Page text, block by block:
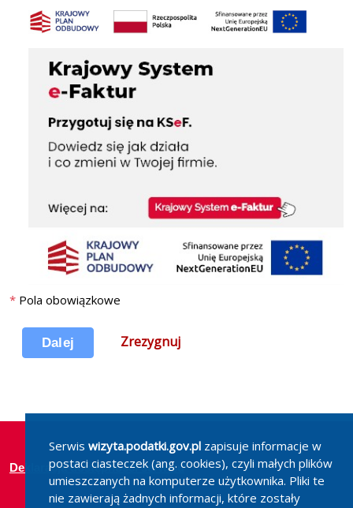
* Pola obowiązkowe
Zrezygnuj
Serwis wizyta.podatki.gov.pl zapisuje informacje w
postaci ciasteczek (ang. cookies), czyli małych plików
umieszczanych na komputerze użytkownika. Pliki te
nie zawierają żadnych informacji, które zostały
Deklaracja dostępności serwisu